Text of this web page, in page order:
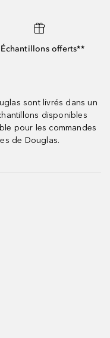
offerts**
sont livrés dans un
disponibles
pour les commandes
de Douglas.